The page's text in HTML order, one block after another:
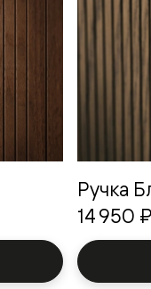
Ручка
14 950